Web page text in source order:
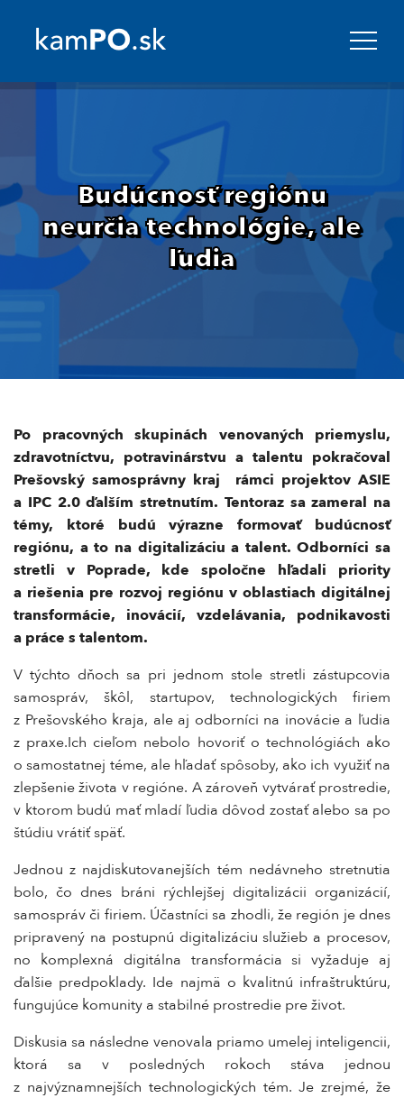
Budúcnosť regiónu
neurčia technológie, ale
ľudia
Po pracovných skupinách venovaných priemyslu,
zdravotníctvu, potravinárstvu a talentu pokračoval
Prešovský samosprávny kraj rámci projektov ASIE
a IPC 2.0 ďalším stretnutím. Tentoraz sa zameral na
témy, ktoré budú výrazne formovať budúcnosť
regiónu, a to na digitalizáciu a talent. Odborníci sa
stretli v Poprade, kde spoločne hľadali priority
a riešenia pre rozvoj regiónu v oblastiach digitálnej
transformácie, inovácií, vzdelávania, podnikavosti
a práce s talentom.
V týchto dňoch sa pri jednom stole stretli zástupcovia
samospráv, škôl, startupov, technologických firiem
z Prešovského kraja, ale aj odborníci na inovácie a ľudia
z praxe.Ich cieľom nebolo hovoriť o technológiách ako
o samostatnej téme, ale hľadať spôsoby, ako ich využiť na
zlepšenie života v regióne. A zároveň vytvárať prostredie,
v ktorom budú mať mladí ľudia dôvod zostať alebo sa po
štúdiu vrátiť späť.
Jednou z najdiskutovanejších tém nedávneho stretnutia
bolo, čo dnes bráni rýchlejšej digitalizácii organizácií,
samospráv či firiem. Účastníci sa zhodli, že región je dnes
pripravený na postupnú digitalizáciu služieb a procesov,
no komplexná digitálna transformácia si vyžaduje aj
ďalšie predpoklady. Ide najmä o kvalitnú infraštruktúru,
fungujúce komunity a stabilné prostredie pre život.
Diskusia sa následne venovala priamo umelej inteligencii,
ktorá sa v posledných rokoch stáva jednou
z najvýznamnejších technologických tém. Je zrejmé, že